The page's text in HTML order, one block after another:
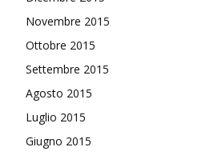
Novembre 2015
Ottobre 2015
Settembre 2015
Agosto 2015
Luglio 2015
Giugno 2015